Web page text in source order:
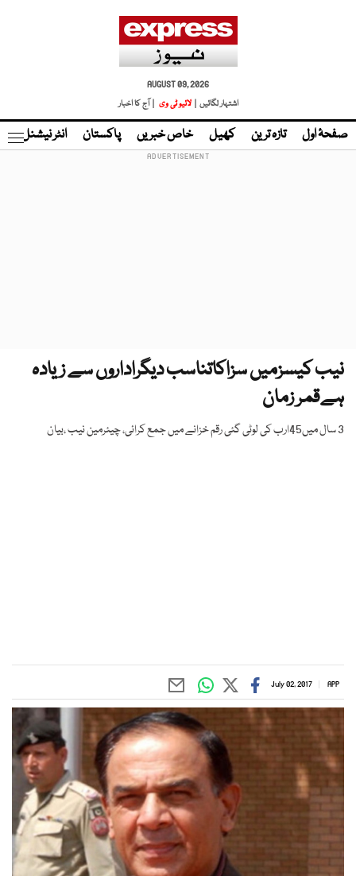
AUGUST 09, 2026
اشتہار لگائیں |
لائیو ٹی وی | آج کا اخبار
صفحۂ اول تازہ ترین کھیل خاص خبریں پاکستان انٹر نیشنل
نیب کیسزمیں سزاکاتناسب دیگراداروں سے زیادہ
ہےقمر زمان
3 سال میں45ارب کی لوٹی گئی رقم خزانے میں جمع کرائی، چیئرمین نیب ،بیان
APP
July 02, 2017